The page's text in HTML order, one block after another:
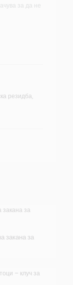
за да не
резидба,
закана за